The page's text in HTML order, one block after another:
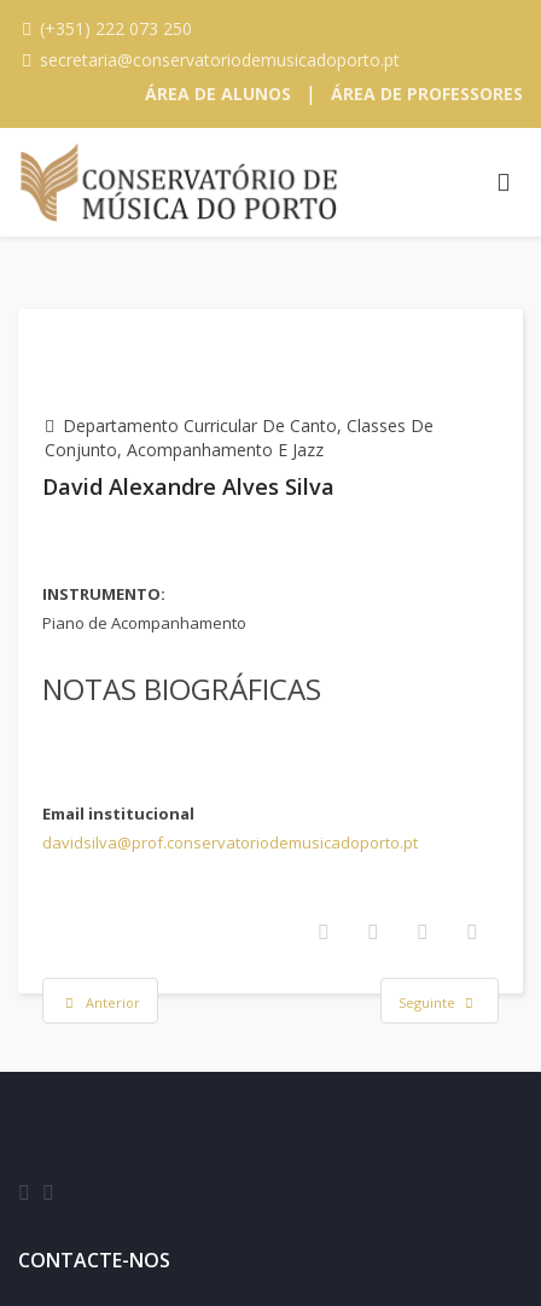
(+351) 222 073 250
secretaria@conservatoriodemusicadoporto.pt
ÁREA DE ALUNOS
| ÁREA DE PROFESSORES
Departamento Curricular De Canto, Classes De
Conjunto, Acompanhamento E Jazz
David Alexandre Alves Silva
INSTRUMENTO:
Piano de Acompanhamento
NOTAS BIOGRÁFICAS
Email institucional
davidsilva@prof.conservatoriodemusicadoporto.pt
Anterior Seguinte
CONTACTE-NOS